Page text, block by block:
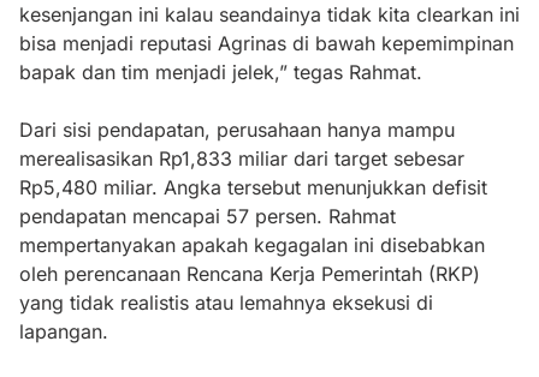
kesenjangan ini kalau seandainya tidak kita clearkan ini
bisa menjadi reputasi Agrinas di bawah kepemimpinan
bapak dan tim menjadi jelek,” tegas Rahmat.
Dari sisi pendapatan, perusahaan hanya mampu
merealisasikan Rp1,833 miliar dari target sebesar
Rp5,480 miliar. Angka tersebut menunjukkan defisit
pendapatan mencapai 57 persen. Rahmat
mempertanyakan apakah kegagalan ini disebabkan
oleh perencanaan Rencana Kerja Pemerintah (RKP)
yang tidak realistis atau lemahnya eksekusi di
lapangan.